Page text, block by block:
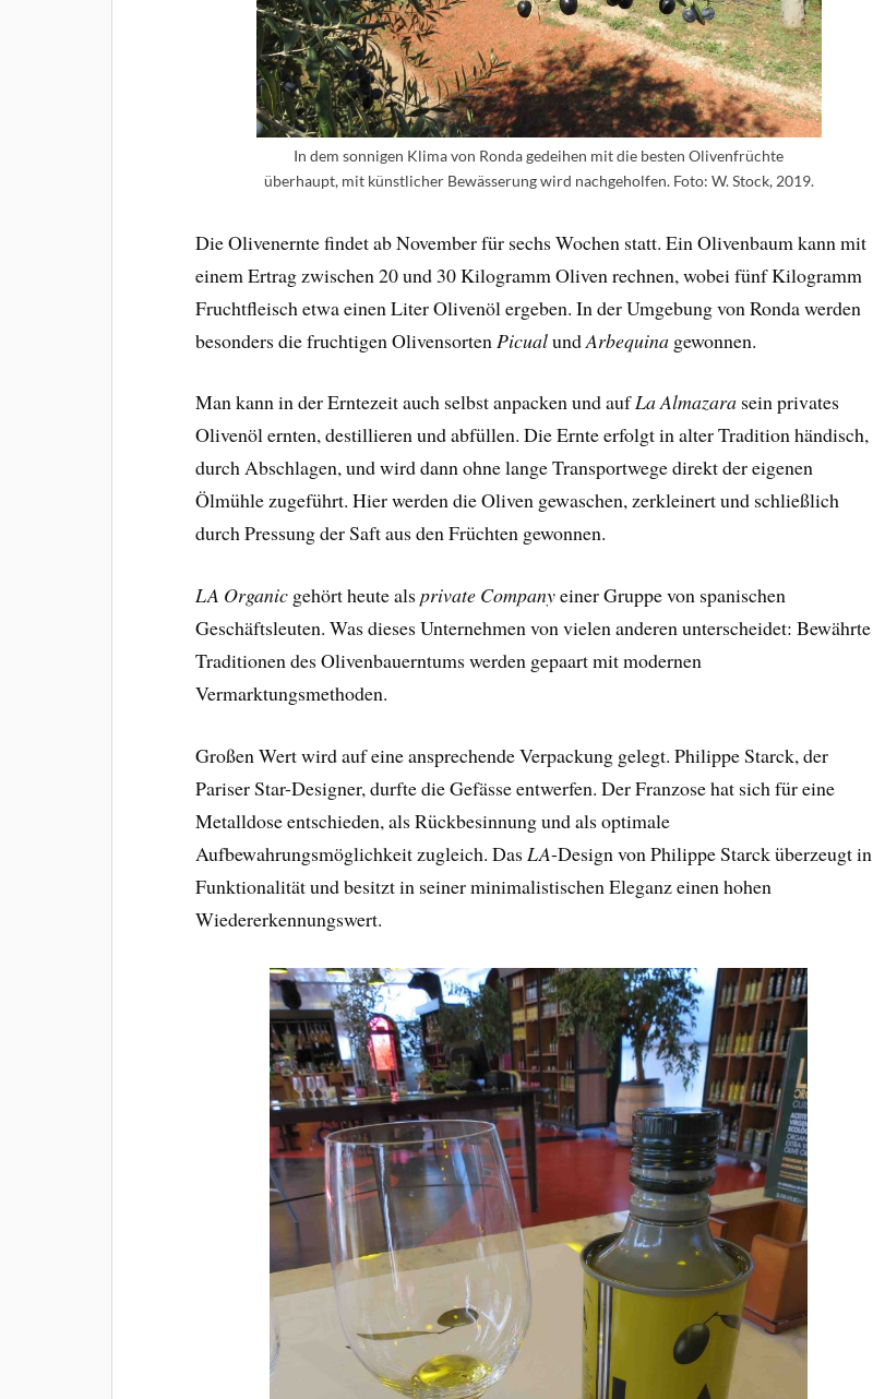
In dem sonnigen Klima von Ronda gedeihen mit die besten Olivenfrüchte
überhaupt, mit künstlicher Bewässerung wird nachgeholfen. Foto: W. Stock, 2019.
Die Olivenernte findet ab November für sechs Wochen statt. Ein Olivenbaum kann mit
einem Ertrag zwischen 20 und 30 Kilogramm Oliven rechnen, wobei fünf Kilogramm
Fruchtfleisch etwa einen Liter Olivenöl ergeben. In der Umgebung von Ronda werden
besonders die fruchtigen Olivensorten PicualundArbequina gewonnen.
Man kann in der Erntezeit auch selbst anpacken und aufLa Almazara sein privates
Olivenöl ernten, destillieren und abfüllen. Die Ernte erfolgt in alter Tradition händisch,
durch Abschlagen, und wird dann ohne lange Transportwege direkt der eigenen
Ölmühle zugeführt. Hier werden die Oliven gewaschen, zerkleinert und schließlich
durch Pressung der Saft aus den Früchten gewonnen.
LA Organic gehört heute alsprivate Companyeiner Gruppe von spanischen
Geschäftsleuten. Was dieses Unternehmen von vielen anderen unterscheidet: Bewährte
Traditionen des Olivenbauerntums werden gepaart mit modernen
Vermarktungsmethoden.
Großen Wert wird auf eine ansprechende Verpackung gelegt. Philippe Starck, der
Pariser Star-Designer, durfte die Gefässe entwerfen. Der Franzose hat sich für eine
Metalldose entschieden, als Rückbesinnung und als optimale
Aufbewahrungsmöglichkeit zugleich. DasLA-Design von Philippe Starck überzeugt in
Funktionalität und besitzt in seiner minimalistischen Eleganz einen hohen
Wiedererkennungswert.